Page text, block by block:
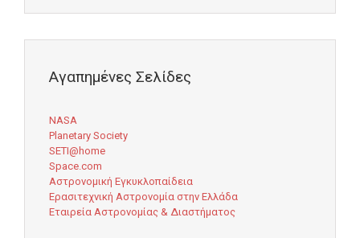
Αγαπημένες Σελίδες
NASA
Planetary Society
SETI@home
Space.com
Αστρονομική Εγκυκλοπαίδεια
Ερασιτεχνική Αστρονομία στην Ελλάδα
Εταιρεία Αστρονομίας & Διαστήματος